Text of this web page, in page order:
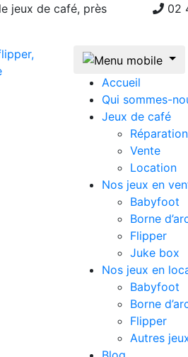
jeux de café, près
02
Accueil
Qui sommes-
Jeux de café
Réparation
Vente
Location
Nos jeux en
Babyfoot
Borne
Flipper
Juke box
Nos jeux en
Babyfoot
Borne
Flipper
Autres